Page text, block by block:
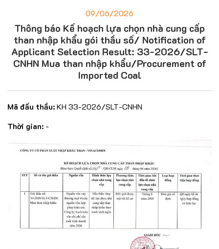
09/06/2026
Thông báo Kế hoạch lựa chọn nhà cung cấp
than nhập khẩu gói thầu số/ Notification of
Applicant Selection Result: 33-2026/SLT-
CNHN Mua than nhập khẩu/Procurement of
Imported Coal
Mã đấu thầu:KH 33-2026/SLT-CNHN
Thời gian:-